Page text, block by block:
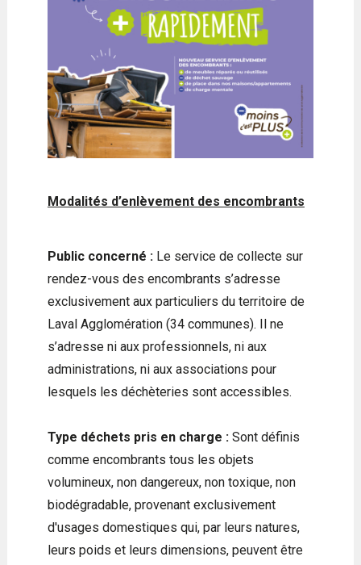
Modalités d’enlèvement des encombrants
Public concerné :Le service de collecte sur
rendez-vous des encombrants s’adresse
exclusivement aux particuliers du territoire de
Laval Agglomération (34 communes). Il ne
s’adresse ni aux professionnels, ni aux
administrations, ni aux associations pour
lesquels les déchèteries sont accessibles.
Type déchets pris en charge :Sont définis
comme encombrants tous les objets
volumineux, non dangereux, non toxique, non
biodégradable, provenant exclusivement
d'usages domestiques qui, par leurs natures,
leurs poids et leurs dimensions, peuvent être